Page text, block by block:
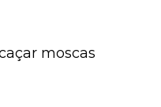
moscas